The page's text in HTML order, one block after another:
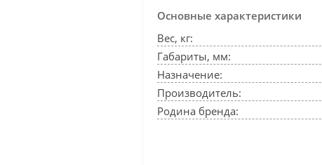
Основные характеристики
Вес, кг:
Габариты, мм:
Назначение:
Производитель:
Родина бренда: